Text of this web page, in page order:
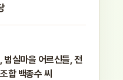
범실마을 어르신들, 전
합 백종수 씨